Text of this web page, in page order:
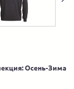
Осень-Зима